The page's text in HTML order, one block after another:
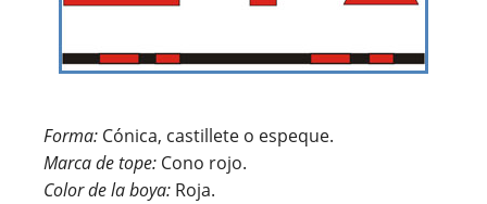
Forma: Cónica, castillete o espeque.
Marca de tope: Cono rojo.
Color de la boya: Roja.